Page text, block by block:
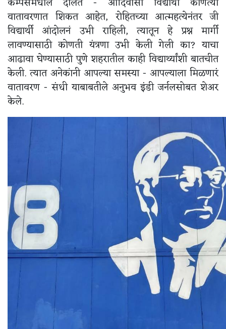
वातावरणात शिकत आहेत, रोहितच्या आत्महत्येनंतर जी
विद्यार्थी आंदोलनं उभी राहिली, त्यातून हे प्रश्न मार्गी
लावण्यासाठी कोणती यंत्रणा उभी केली गेली का? याचा
आढावा घेण्यासाठी पुणे शहरातील काही विद्यार्थ्यांशी बातचीत
केली. त्यात अनेकांनी आपल्या समस्या - आपल्याला मिळणारं
वातावरण - संधी याबाबतीले अनुभव इंडी जर्नलसोबत शेअर
केले.